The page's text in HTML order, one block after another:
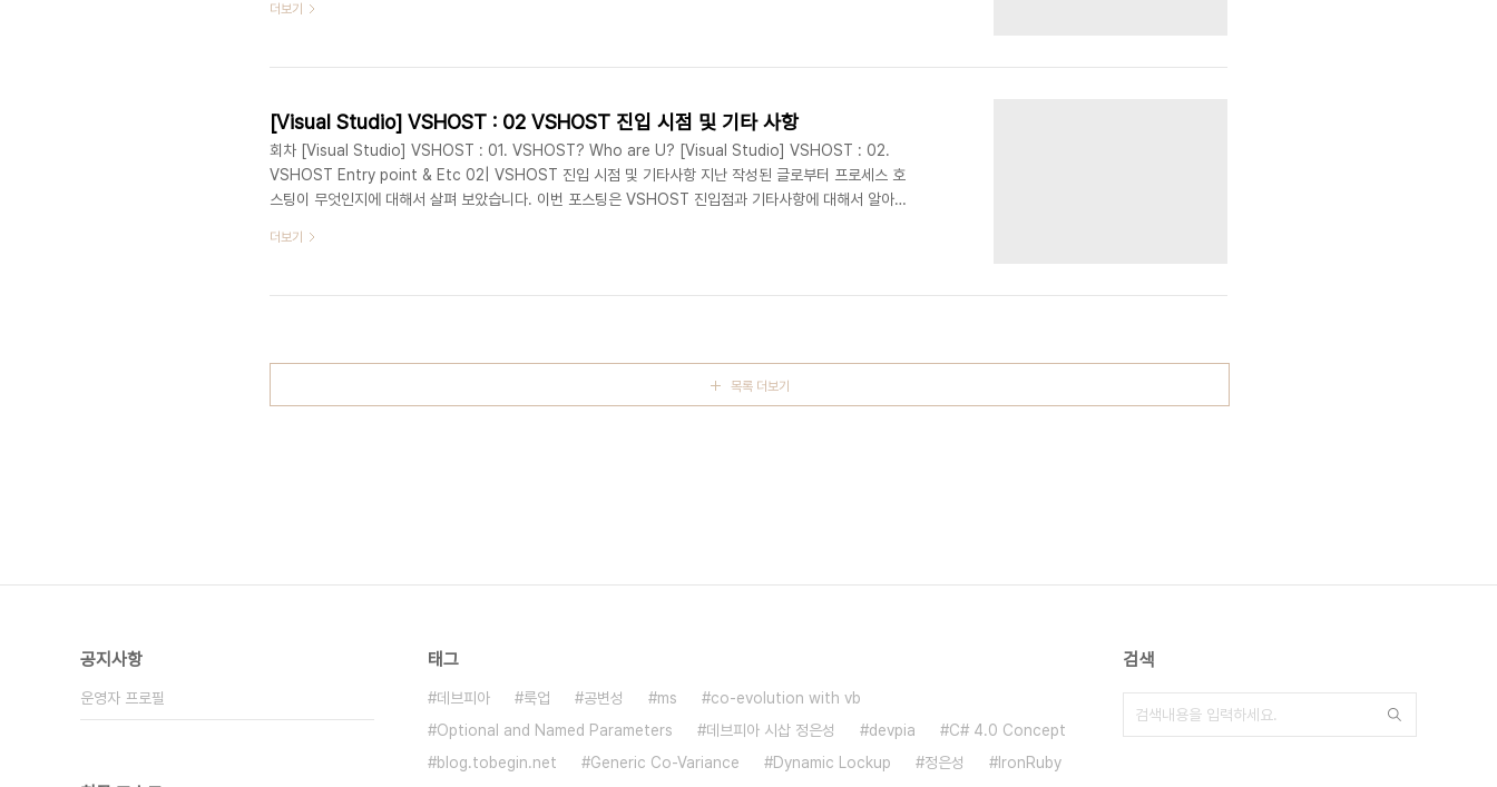
Features in C# : 06. Com-specific interop features [C# 4.0] New F..
더보기
[Visual Studio] VSHOST : 02 VSHOST 진입 시점 및 기타 사항
회차 [Visual Studio] VSHOST : 01. VSHOST? Who are U? [Visual Studio] VSHOST : 02.
VSHOST Entry point & Etc 02| VSHOST 진입 시점 및 기타사항 지난 작성된 글로부터 프로세스 호
스팅이 무엇인지에 대해서 살펴 보았습니다. 이번 포스팅은 VSHOST 진입점과 기타사항에 대해서 알아
:\Program Files (x86)\Microsoft Visual Studio\Common7\IDE 그래서 .NET reflector을 이용
더보기
목록 더보기
공지사항
운영자 프로필
태그
데브피아 룩업 공변성 ms
co-evolution with vb
Optional and Named Parameters
데브피아 시삽 정은성 devpia
C# 4.0 Concept
blog.tobegin.net
Generic Co-Variance Dynamic Lockup 정은성
IronRuby
검색